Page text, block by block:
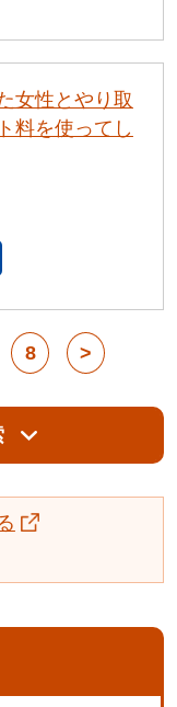
女性とやり取
料を使ってし
8 >